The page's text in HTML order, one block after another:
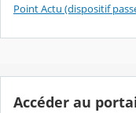
Point Actu (dispositif
Accéder au